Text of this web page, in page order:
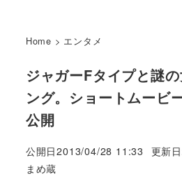
Home > エンタメ
ジャガーFタイプと謎
ング。ショートムービ
公開
公開日2013/04/28 11:33 更新日
著
まめ蔵